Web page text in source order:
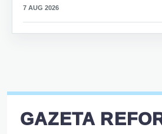
7 AUG 2026
GAZETA